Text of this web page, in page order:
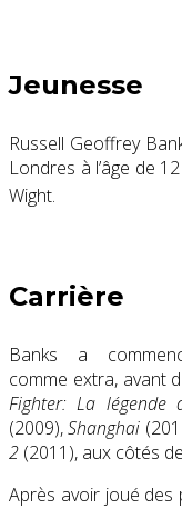
Jeunesse
Russell Geoffrey
Londres à l’âge de
Wight.
Carrière
Banks a
comme extra, avant
Fighter: La légende
(2009),Shanghai
2 (2011), aux côtés de
Après avoir joué des